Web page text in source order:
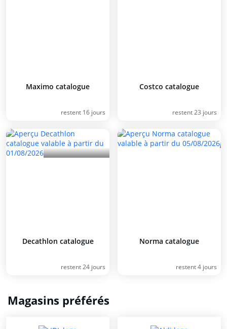
Maximo catalogue
restent 16 jours
Costco catalogue
restent 23 jours
Decathlon catalogue
restent 24 jours
Norma catalogue
restent 4 jours
Magasins préférés